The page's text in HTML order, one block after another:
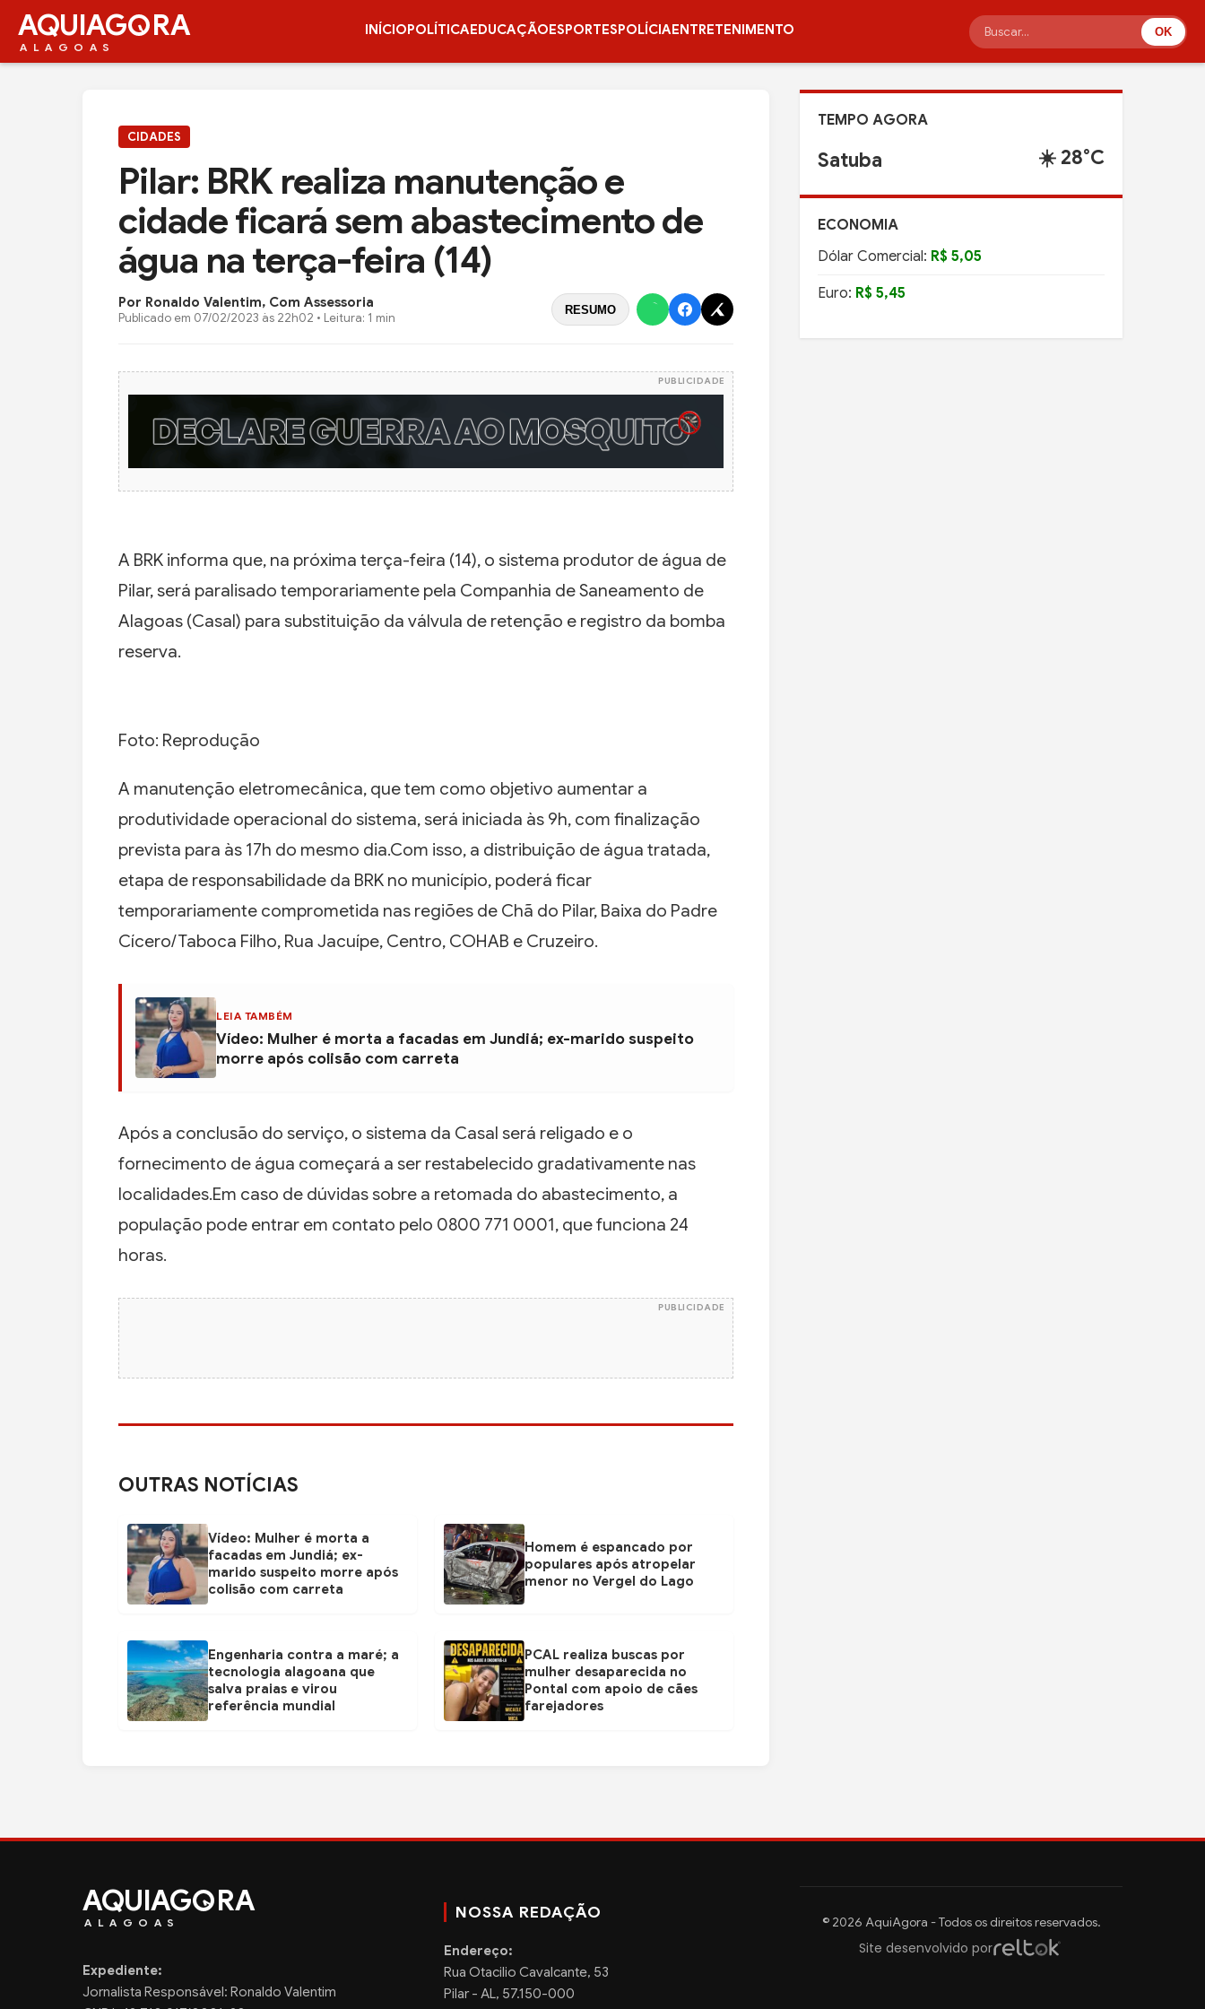
AQUIAG RA
ALAGOAS
INÍCIOPOLÍTICAEDUCAÇÃOESPORTESPOLÍCIAENTRETENIMENTO OK
CIDADES
Pilar: BRK realiza manutenção e
cidade ficará sem abastecimento de
água na terça-feira (14)
Por Ronaldo Valentim, Com Assessoria
Publicado em 07/02/2023 às 22h02 • Leitura: 1 min
RESUMO
PUBLICIDADE
A BRK informa que, na próxima terça-feira (14), o sistema produtor de água de
Pilar, será paralisado temporariamente pela Companhia de Saneamento de
Alagoas (Casal) para substituição da válvula de retenção e registro da bomba
reserva.
Foto: Reprodução
A manutenção eletromecânica, que tem como objetivo aumentar a
produtividade operacional do sistema, será iniciada às 9h, com finalização
prevista para às 17h do mesmo dia.Com isso, a distribuição de água tratada,
etapa de responsabilidade da BRK no município, poderá ficar
temporariamente comprometida nas regiões de Chã do Pilar, Baixa do Padre
Cícero/Taboca Filho, Rua Jacuípe, Centro, COHAB e Cruzeiro.
LEIA TAMBÉM
Vídeo: Mulher é morta a facadas em Jundiá; ex-marido suspeito
morre após colisão com carreta
Após a conclusão do serviço, o sistema da Casal será religado e o
fornecimento de água começará a ser restabelecido gradativamente nas
localidades.Em caso de dúvidas sobre a retomada do abastecimento, a
população pode entrar em contato pelo 0800 771 0001, que funciona 24
horas.
PUBLICIDADE
OUTRAS NOTÍCIAS
Vídeo: Mulher é morta a
facadas em Jundiá; ex-
marido suspeito morre após
colisão com carreta
Homem é espancado por
populares após atropelar
menor no Vergel do Lago
Engenharia contra a maré; a
tecnologia alagoana que
salva praias e virou
referência mundial
PCAL realiza buscas por
mulher desaparecida no
Pontal com apoio de cães
farejadores
TEMPO AGORA
Satuba ☀️ 28°C
ECONOMIA
Dólar Comercial: R$ 5,05
Euro: R$ 5,45
AQUIAG RA
ALAGOAS
Expediente:
Jornalista Responsável: Ronaldo Valentim
NOSSA REDAÇÃO
Endereço:
Rua Otacilio Cavalcante, 53
Pilar - AL, 57.150-000
© 2026 AquiAgora - Todos os direitos reservados.
Site desenvolvido por